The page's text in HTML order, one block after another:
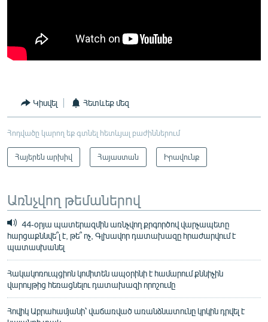
Կիսվել Հետևեք մեզ
Հոդվածը կարող եք գտնել հետևյալ բաժիններում
Հայերեն արխիվ Հայաստան Իրավունք
Առնչվող թեմաներով
44-օրյա պատերազմին առնչվող քրգործով վարչապետը
հարցաքննվե՞լ է, թե՞ ոչ, Գլխավոր դատախազը հրաժարվում է
պատասխանել
Հակակոռուպցիոն կոմիտեն ապօրինի է համարում քննիչին
վարույթից հեռացնելու դատախազի որոշումը
Հովիկ Աբրահամյանի՝ վաճառված առանձնատունը կրկին դրվել է